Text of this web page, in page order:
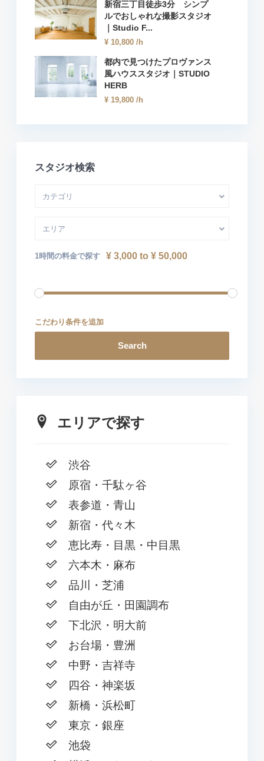
新宿三丁目徒歩3分 シンプ
ルでおしゃれな撮影スタジオ
｜Studio F...
¥ 10,800 /h
都内で見つけたプロヴァンス
風ハウススタジオ｜STUDIO
HERB
¥ 19,800 /h
スタジオ検索
カテゴリ
エリア
1時間の料金で探す ¥ 3,000 to ¥ 50,000
こだわり条件を追加
Search
エリアで探す
渋谷
原宿・千駄ヶ谷
表参道・青山
新宿・代々木
恵比寿・目黒・中目黒
六本木・麻布
品川・芝浦
自由が丘・田園調布
下北沢・明大前
お台場・豊洲
中野・吉祥寺
四谷・神楽坂
新橋・浜松町
東京・銀座
池袋